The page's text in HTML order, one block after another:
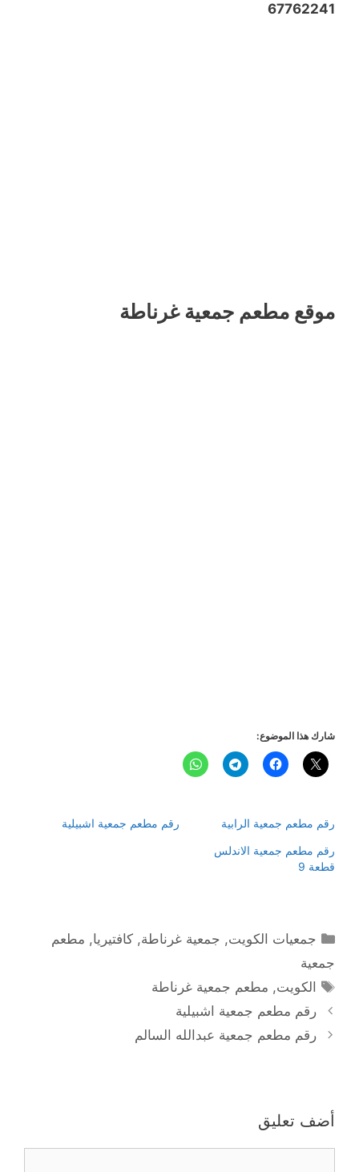
67762241
موقع مطعم جمعية غرناطة
شارك هذا الموضوع:
رقم مطعم جمعية الرابية
رقم مطعم جمعية اشبيلية
رقم مطعم جمعية الاندلس
قطعة 9
التصنيفات
جمعيات الكويت, جمعية غرناطة,كافتيريا, مطعم
جمعية
الوسوم
الكويت, مطعم جمعية غرناطة
رقم مطعم جمعية اشبيلية
رقم مطعم جمعية عبدالله السالم
أضف تعليق